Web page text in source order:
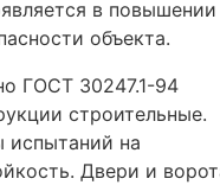
в
объекта.
ГОСТ 30247.1-94
строительные.
испытаний на
Двери и